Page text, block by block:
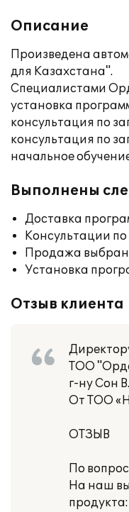
Описание
Произведена
для Казахстана".
Специалистами
установка
консультация по
консультация по
начальное
Выполнены
Доставка
Консультации
Продажа
Установка
Отзыв клиента
ТОО
г-ну Сон
От ТОО
ОТЗЫВ
По
На наш
продукта: